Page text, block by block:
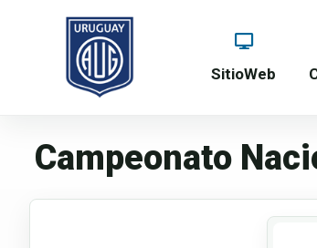
SitioWeb
Campeonato